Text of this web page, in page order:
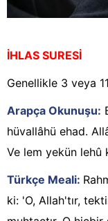
İHLAS SURESİ
Genellikle 3 veya
Arapça Okunuşu:
hüvallâhü ehad.
Ve lem yekün lehû
Türkçe Meali:
ki: 'O, Allah'tır,